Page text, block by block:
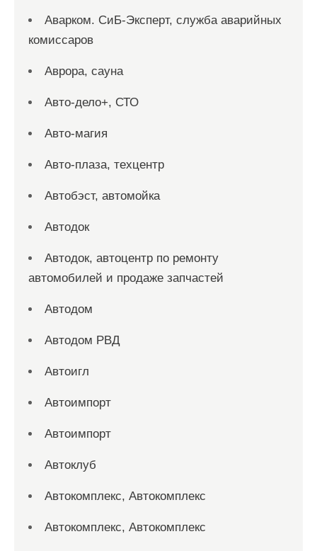
Аварком. СиБ-Эксперт, служба аварийных
комиссаров
Аврора, сауна
Авто-дело+, СТО
Авто-магия
Авто-плаза, техцентр
Автобэст, автомойка
Автодок
Автодок, автоцентр по ремонту
автомобилей и продаже запчастей
Автодом
Автодом РВД
Автоигл
Автоимпорт
Автоимпорт
Автоклуб
Автокомплекс, Автокомплекс
Автокомплекс, Автокомплекс